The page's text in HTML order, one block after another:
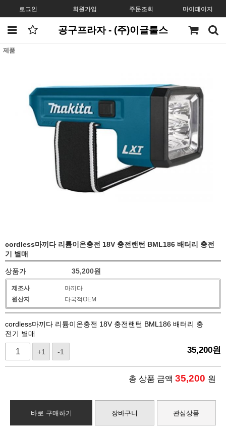
로그인 회원가입 주문조회 마이페이지
공구프라자 - (주)이글툴스
제품
cordless마끼다 리튬이온충전 18V 충전랜턴 BML186 배터리 충전
기 별매
상품가 35,200원
제조사
마끼다
원산지
다국적OEM
cordless마끼다 리튬이온충전 18V 충전랜턴 BML186 배터리 충
전기 별매
+1 -1 35,200원
총 상품 금액 35,200 원
바로 구매하기 장바구니 관심상품